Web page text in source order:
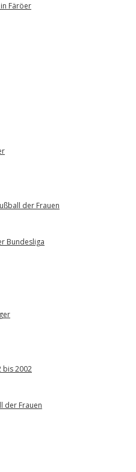
Färöer
der Frauen
Bundesliga
bis 2002
der Frauen